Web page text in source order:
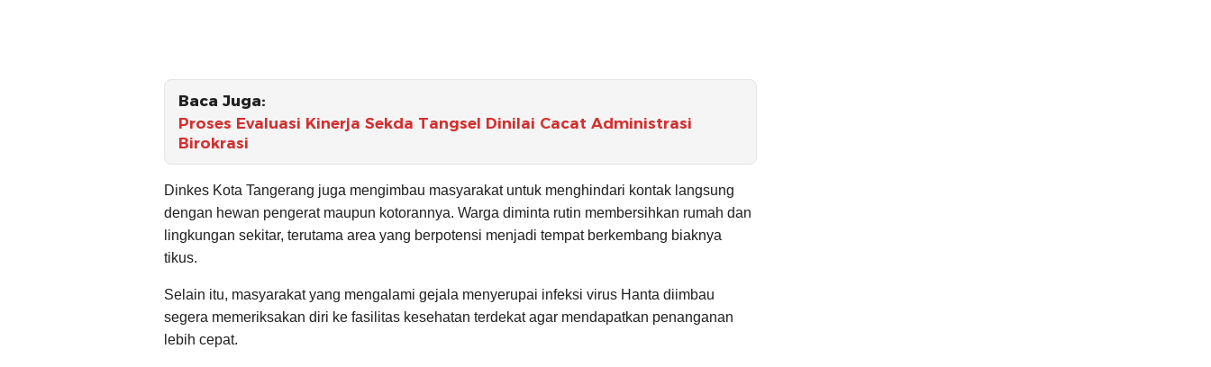
Baca Juga:
Proses Evaluasi Kinerja Sekda Tangsel Dinilai Cacat Administrasi
Birokrasi
Dinkes Kota Tangerang juga mengimbau masyarakat untuk menghindari kontak langsung
dengan hewan pengerat maupun kotorannya. Warga diminta rutin membersihkan rumah dan
lingkungan sekitar, terutama area yang berpotensi menjadi tempat berkembang biaknya
tikus.
Selain itu, masyarakat yang mengalami gejala menyerupai infeksi virus Hanta diimbau
segera memeriksakan diri ke fasilitas kesehatan terdekat agar mendapatkan penanganan
lebih cepat.